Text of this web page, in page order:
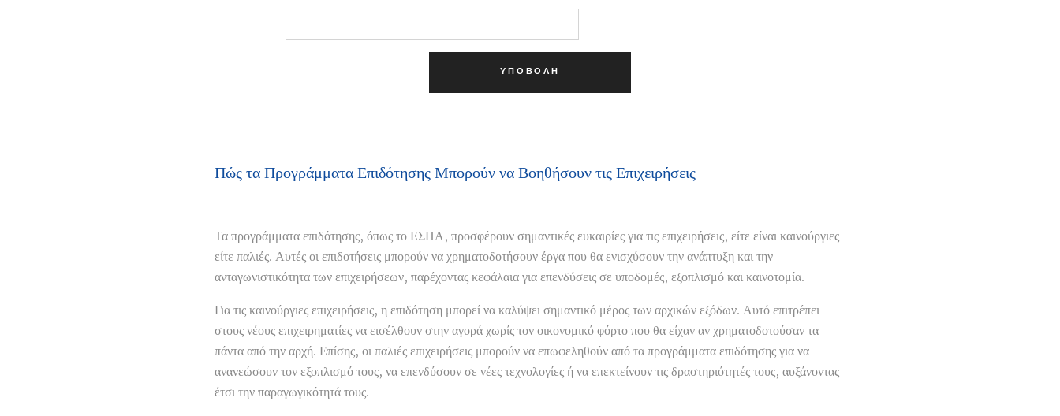
ΥΠΟΒΟΛΉ
Πώς τα Προγράμματα Επιδότησης Μπορούν να Βοηθήσουν τις Επιχειρήσεις
Τα προγράμματα επιδότησης, όπως το ΕΣΠΑ, προσφέρουν σημαντικές ευκαιρίες για τις επιχειρήσεις, είτε είναι καινούργιες
είτε παλιές. Αυτές οι επιδοτήσεις μπορούν να χρηματοδοτήσουν έργα που θα ενισχύσουν την ανάπτυξη και την
ανταγωνιστικότητα των επιχειρήσεων, παρέχοντας κεφάλαια για επενδύσεις σε υποδομές, εξοπλισμό και καινοτομία.
Για τις καινούργιες επιχειρήσεις, η επιδότηση μπορεί να καλύψει σημαντικό μέρος των αρχικών εξόδων. Αυτό επιτρέπει
στους νέους επιχειρηματίες να εισέλθουν στην αγορά χωρίς τον οικονομικό φόρτο που θα είχαν αν χρηματοδοτούσαν τα
πάντα από την αρχή. Επίσης, οι παλιές επιχειρήσεις μπορούν να επωφεληθούν από τα προγράμματα επιδότησης για να
ανανεώσουν τον εξοπλισμό τους, να επενδύσουν σε νέες τεχνολογίες ή να επεκτείνουν τις δραστηριότητές τους, αυξάνοντας
έτσι την παραγωγικότητά τους.